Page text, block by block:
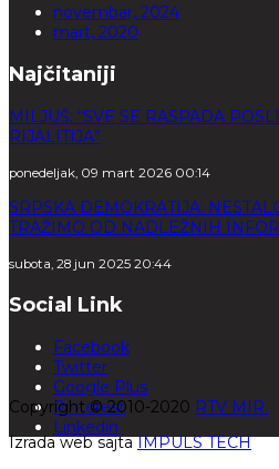
novembar, 2024
mart, 2020
Najčitaniji
MILJUŠ: “SVE SE RASPADA
RIJALITIJA”
ponedeljak, 09 mart 2026 00:14
SRPSKA DEMOKRATIJA:
TRAŽIMO OD NADLEŽNIH
subota, 28 jun 2025 20:44
Social Link
Facebook
Twitter
Google Plus
Pinterest
Linkedin
Copyright © 2010-2020 RTV MIR.
Izrada web sajtaIMPULS TECH